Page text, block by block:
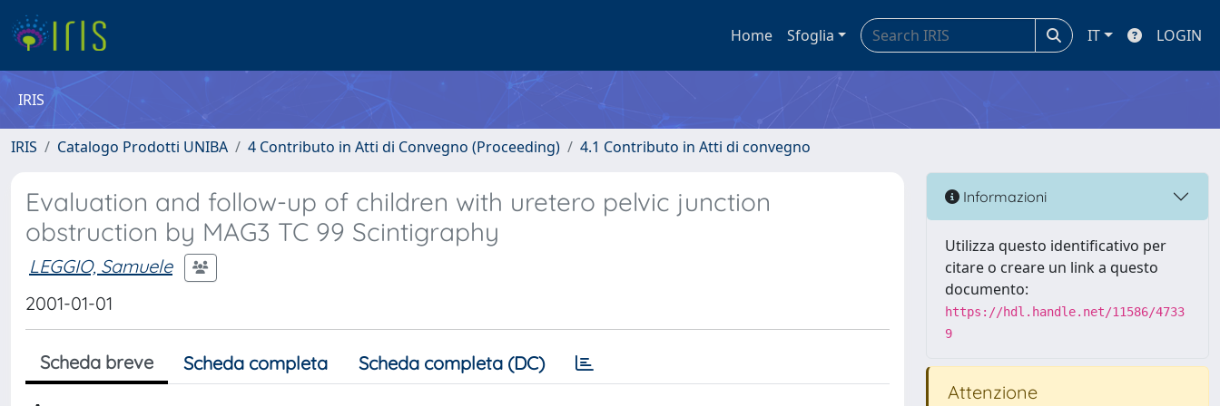
Home Sfoglia IT LOGIN
IRIS
IRIS Catalogo Prodotti UNIBA 4 Contributo in Atti di Convegno (Proceeding) 4.1 Contributo in Atti di convegno
Evaluation and follow-up of children with uretero pelvic junction
obstruction by MAG3 TC 99 Scintigraphy
LEGGIO, Samuele
2001-01-01
Scheda breve Scheda completa Scheda completa (DC)
Informazioni
Utilizza questo identificativo per
citare o creare un link a questo
documento:
https://hdl.handle.net/11586/4733
9
Attenzione